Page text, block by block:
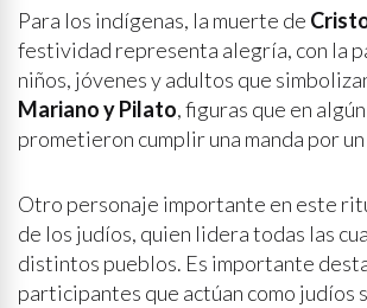
Para los indígenas, la muerte de
festividad representa alegría, con la
niños, jóvenes y adultos que
Mariano y Pilato, figuras que en
prometieron cumplir una manda por
Otro personaje importante en este
de los judíos, quien lidera todas las
distintos pueblos. Es importante
participantes que actúan como judíos